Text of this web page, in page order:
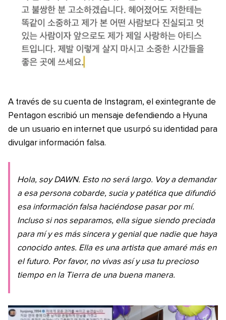
A través de su cuenta de Instagram, el exintegrante de
Pentagon escribió un mensaje defendiendo a Hyuna
de un usuario en internet que usurpó su identidad para
divulgar información falsa.
Hola, soy DAWN. Esto no será largo. Voy a demandar
a esa persona cobarde, sucia y patética que difundió
esa información falsa haciéndose pasar por mí.
Incluso si nos separamos, ella sigue siendo preciada
para mí y es más sincera y genial que nadie que haya
conocido antes. Ella es una artista que amaré más en
el futuro. Por favor, no vivas así y usa tu precioso
tiempo en la Tierra de una buena manera.